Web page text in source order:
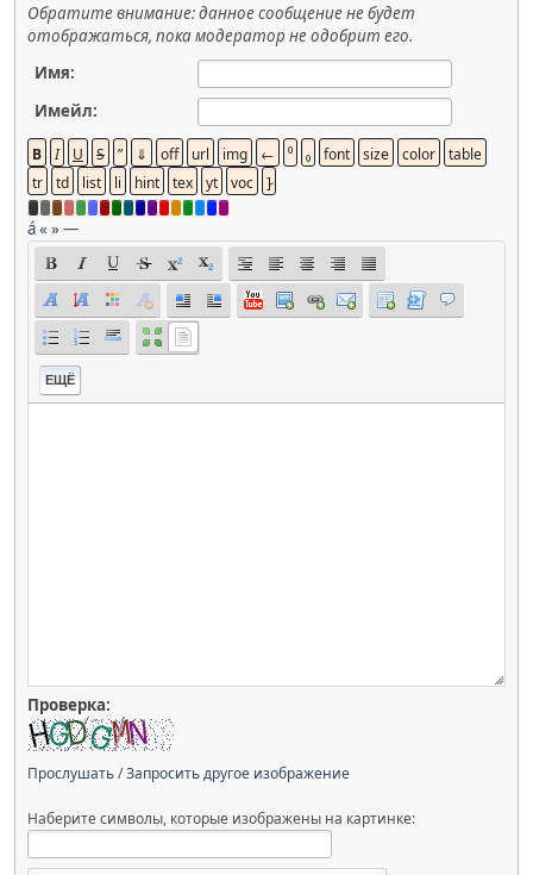
Обратите внимание: данное сообщение не будет
отображаться, пока модератор не одобрит его.
Имя:
Имейл:
á« »—
ЕЩЁ
Проверка:
Прослушать/Запросить другое изображение
Наберите символы, которые изображены на картинке: